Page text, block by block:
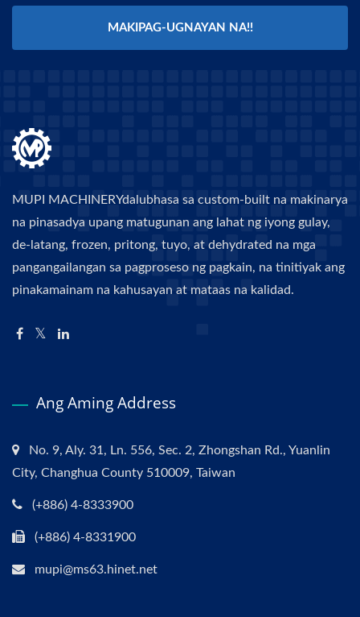
MAKIPAG-UGNAYAN NA!!
MUPI MACHINERYdalubhasa sa custom-built na makinarya
na pinasadya upang matugunan ang lahat ng iyong gulay,
de-latang, frozen, pritong, tuyo, at dehydrated na mga
pangangailangan sa pagproseso ng pagkain, na tinitiyak ang
pinakamainam na kahusayan at mataas na kalidad.
Ang Aming Address
No. 9, Aly. 31, Ln. 556, Sec. 2, Zhongshan Rd., Yuanlin
City, Changhua County 510009, Taiwan
(+886) 4-8333900
(+886) 4-8331900
mupi@ms63.hinet.net